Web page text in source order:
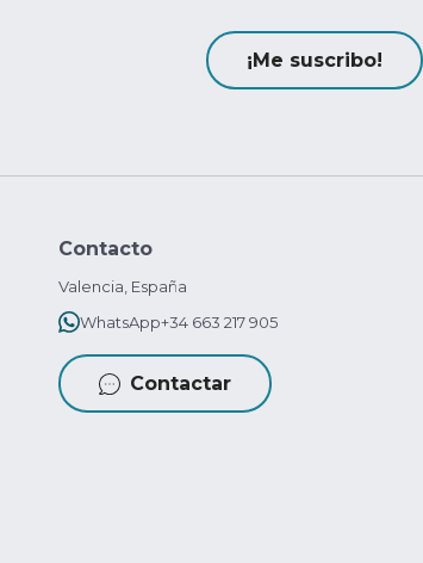
¡Me suscribo!
Contacto
Valencia, España
WhatsApp+34 663 217 905
Contactar